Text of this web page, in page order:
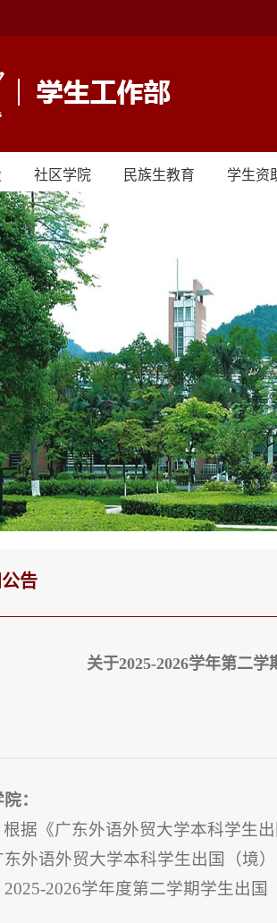
社区学院 民族生教育 学生资
告
关于2025-2026学年第二
：
根据《广东外语外贸大学本科学生
东外语外贸大学本科学生出国（境
2025-2026学年度第二学期学生出